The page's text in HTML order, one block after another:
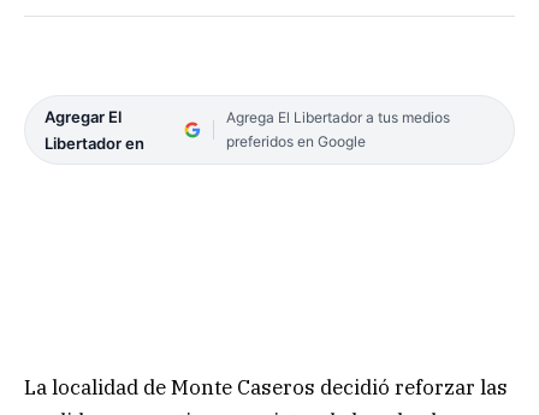
Agregar El
Libertador en
Agrega El Libertador a tus medios
preferidos en Google
La localidad de Monte Caseros decidió reforzar las